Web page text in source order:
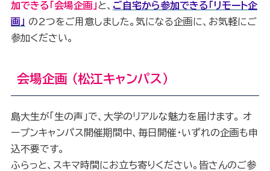
加できる「会場企画」 と、 ご自宅から参加できる「リモート企
画」 の2つをご用意しました。気になる企画に、お気軽にご
参加ください。
会場企画 （松江キャンパス）
島大生が「生の声」で、大学のリアルな魅力を届けます。 オ
ープンキャンパス開催期間中、毎日開催・いずれの企画も申
込不要です。
ふらっと、スキマ時間にお立ち寄りください。皆さんのご参